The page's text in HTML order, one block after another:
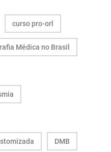
curso pro-orl
Médica no Brasil
DMB